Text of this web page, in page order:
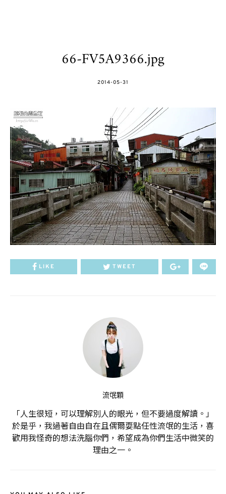
66-FV5A9366.jpg
POSTED
2014-05-31
LIKE TWEET
流氓顆
「人生很短，可以理解別人的眼光，但不要過度解讀。」
於是乎，我過著自由自在且偶爾耍點任性流氓的生活，喜
歡用我怪奇的想法洗腦你們，希望成為你們生活中微笑的
理由之一。